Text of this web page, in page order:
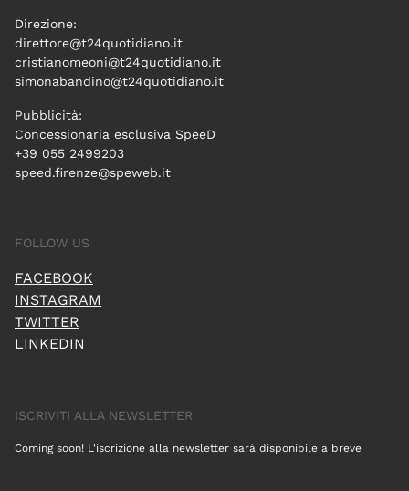
Direzione:
direttore@t24quotidiano.it
cristianomeoni@t24quotidiano.it
simonabandino@t24quotidiano.it
Pubblicità:
Concessionaria esclusiva SpeeD
+39 055 2499203
speed.firenze@speweb.it
FOLLOW US
FACEBOOK
INSTAGRAM
TWITTER
LINKEDIN
ISCRIVITI ALLA NEWSLETTER
Coming soon! L'iscrizione alla newsletter sarà disponibile a breve